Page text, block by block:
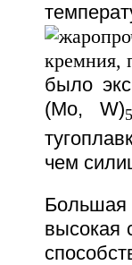
было
(Mo, W)5
чем
высокая